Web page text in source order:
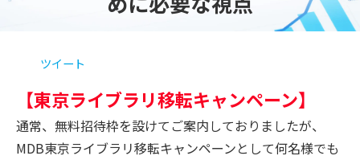
ツイート
【東京ライブラリ移転キャンペーン】
通常、無料招待枠を設けてご案内しておりましたが、
MDB東京ライブラリ移転キャンペーンとして何名様でも